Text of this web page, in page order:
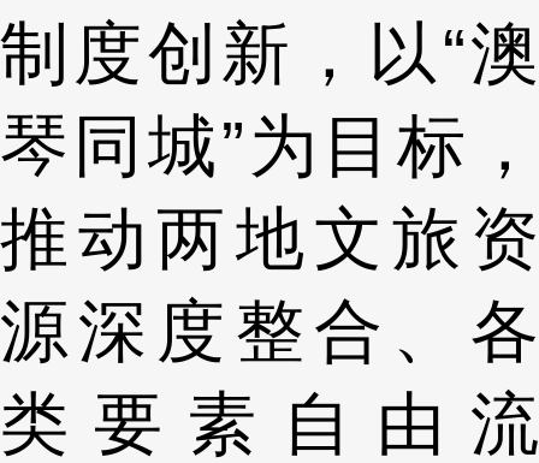
制度创新，以“澳
琴同城”为目标，
推动两地文旅资
源深度整合、各
类要素自由流